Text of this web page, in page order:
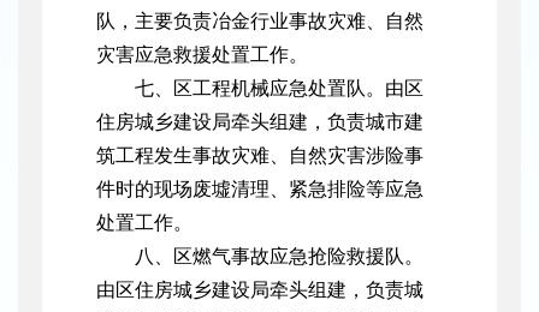
队，主要负责冶金行业事故灾难、自然
灾害应急救援处置工作。
七、区工程机械应急处置队。由区
住房城乡建设局牵头组建，负责城市建
筑工程发生事故灾难、自然灾害涉险事
件时的现场废墟清理、紧急排险等应急
处置工作。
八、区燃气事故应急抢险救援队。
由区住房城乡建设局牵头组建，负责城